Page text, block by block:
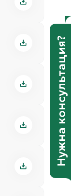
Нужна консультация?